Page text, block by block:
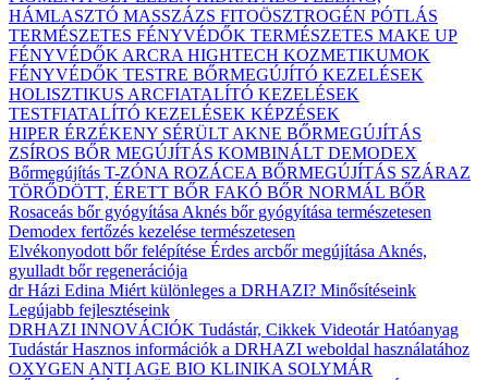
HÁMLASZTÓ MASSZÁZS FITOÖSZTROGÉN PÓTLÁS
TERMÉSZETES FÉNYVÉDŐK TERMÉSZETES MAKE UP
FÉNYVÉDŐK ARCRA HIGHTECH KOZMETIKUMOK
FÉNYVÉDŐK TESTRE BŐRMEGÚJÍTÓ KEZELÉSEK
HOLISZTIKUS ARCFIATALÍTÓ KEZELÉSEK
TESTFIATALÍTÓ KEZELÉSEK KÉPZÉSEK
HIPER ÉRZÉKENY SÉRÜLT AKNE BŐRMEGÚJÍTÁS
ZSÍROS BŐR MEGÚJÍTÁS KOMBINÁLT DEMODEX
Bőrmegújítás T-ZÓNA ROZÁCEA BŐRMEGÚJÍTÁS SZÁRAZ
TÖRŐDÖTT, ÉRETT BŐR FAKÓ BŐR NORMÁL BŐR
Rosaceás bőr gyógyítása Aknés bőr gyógyítása természetesen
Demodex fertőzés kezelése természetesen
Elvékonyodott bőr felépítése Érdes arcbőr megújítása Aknés,
gyulladt bőr regenerációja
dr Házi Edina Miért különleges a DRHAZI? Minősítéseink
Legújabb fejlesztéseink
DRHAZI INNOVÁCIÓK Tudástár, Cikkek VideotárHatóanyag
TudástárHasznos információk a DRHAZI weboldal használatához
OXYGEN ANTI AGE BIO KLINIKA SOLYMÁR